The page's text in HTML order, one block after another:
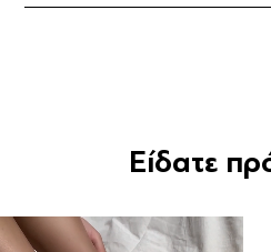
Είδατε